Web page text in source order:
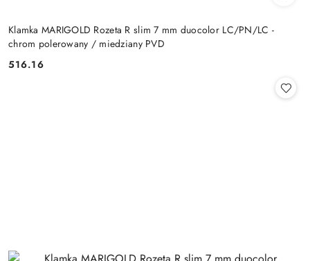
Klamka MARIGOLD Rozeta R slim 7 mm duocolor LC/PN/LC -
chrom polerowany / miedziany PVD
Cena:
516.16